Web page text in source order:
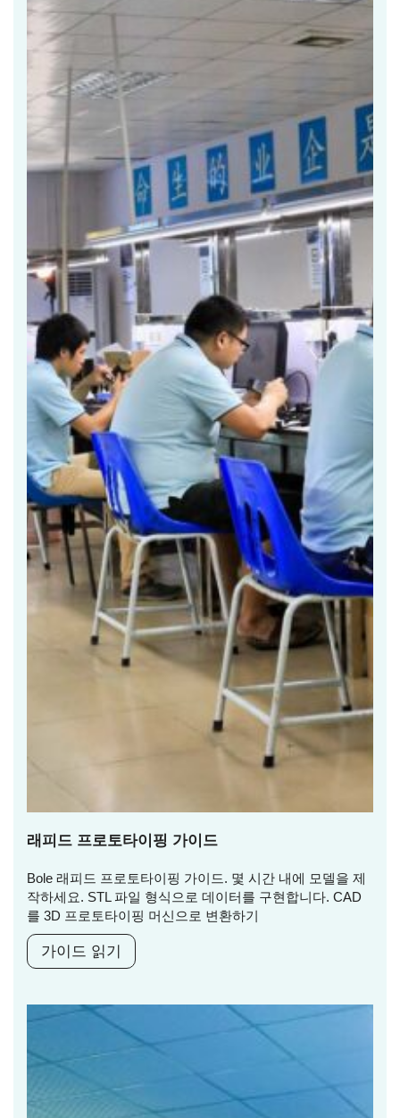
래피드 프로토타이핑 가이드
Bole 래피드 프로토타이핑 가이드. 몇 시간 내에 모델을 제
작하세요. STL 파일 형식으로 데이터를 구현합니다. CAD
를 3D 프로토타이핑 머신으로 변환하기
가이드 읽기